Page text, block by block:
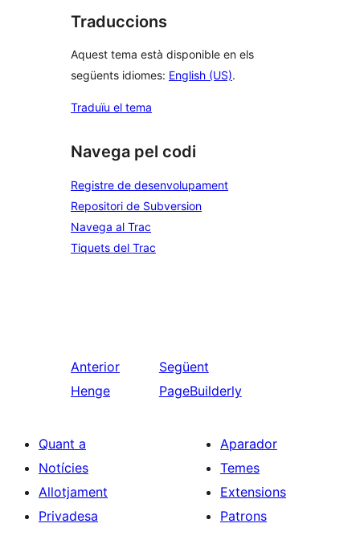
Traduccions
Aquest tema està disponible en els
següents idiomes: English (US).
Traduïu el tema
Navega pel codi
Registre de desenvolupament
Repositori de Subversion
Navega al Trac
Tiquets del Trac
Anterior
Henge
Següent
PageBuilderly
Quant a
Notícies
Allotjament
Privadesa
Aparador
Temes
Extensions
Patrons